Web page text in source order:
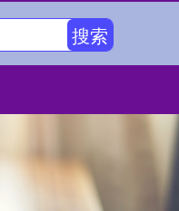
搜索